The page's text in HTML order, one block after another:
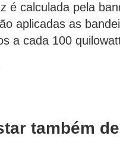
é calculada pela
aplicadas as
a cada 100
também